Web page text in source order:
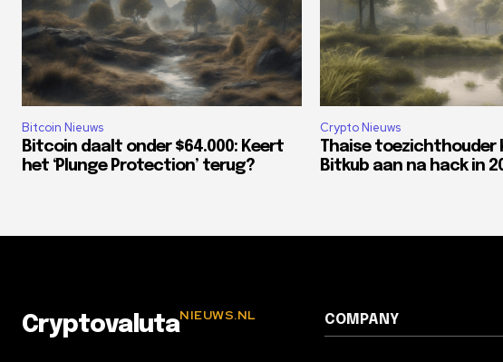
Bitcoin Nieuws
Bitcoin daalt onder $64.000: Keert
het ‘Plunge Protection’ terug?
Crypto Nieuws
Thaise toezichthouder
Bitkub aan na hack in
CryptovalutaNIEUWS.NL COMPANY